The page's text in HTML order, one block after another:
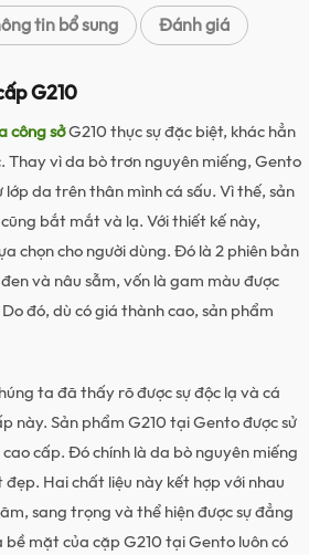
tin bổ sung Đánh giá
G210
công sởG210 thực sự đặc biệt, khác hẳn
Thay vì da bò trơn nguyên miếng, Gento
da trên thân mình cá sấu. Vì thế, sản
bắt mắt và lạ. Với thiết kế này,
chọn cho người dùng. Đó là 2 phiên bản
và nâu sẫm, vốn là gam màu được
đó, dù có giá thành cao, sản phẩm
ta đã thấy rõ được sự độc lạ và cá
này. Sản phẩm G210 tại Gento được sử
cấp. Đó chính là da bò nguyên miếng
Hai chất liệu này kết hợp với nhau
sang trọng và thể hiện được sự đẳng
mặt của cặp G210 tại Gento luôn có